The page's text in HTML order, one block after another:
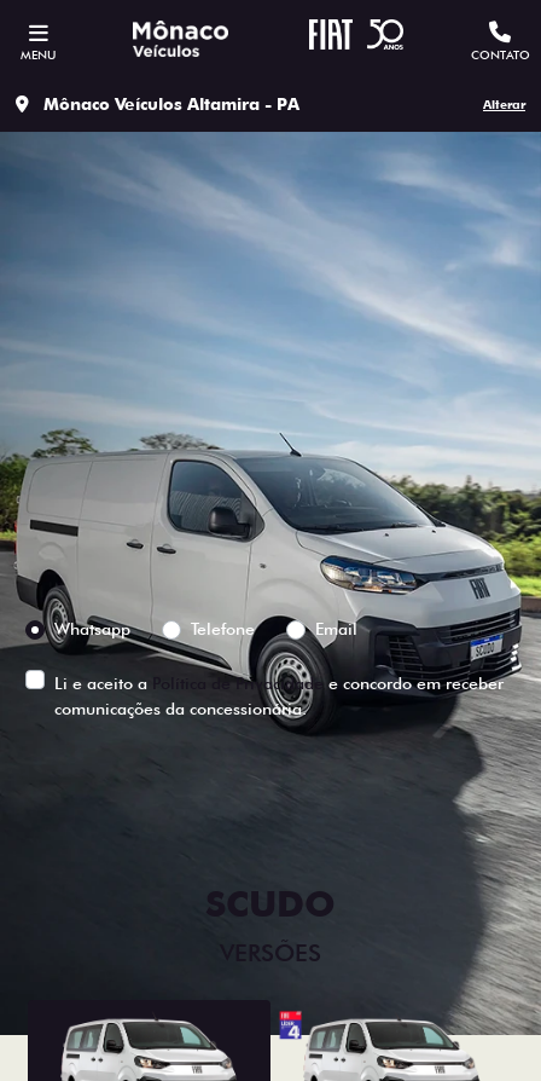
MENU CONTATO
Mônaco Veículos Altamira - PA Alterar
SOLICITAR PROPOSTA
Preferência de contato:
Whatsapp
Telefone Email
Li e aceito a Política de Privacidade e concordo em receber
comunicações da concessionária.
SCUDO
VERSÕES